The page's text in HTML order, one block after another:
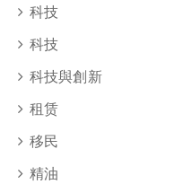
科技
科技
科技與創新
租赁
移民
精油